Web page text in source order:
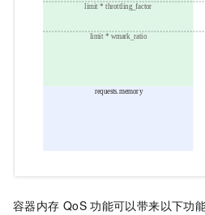
容器内存 QoS 功能可以带来以下功能